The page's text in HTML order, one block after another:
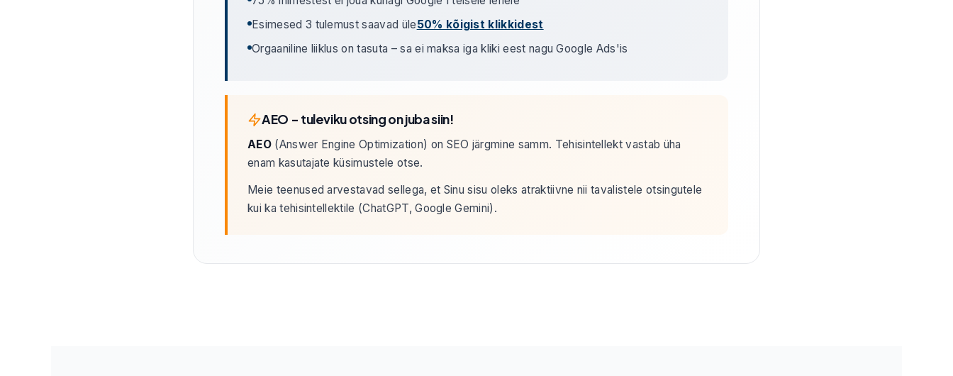
Esimesed 3 tulemust saavad üle50% kõigist klikkidest
Orgaaniline liiklus on tasuta – sa ei maksa iga kliki eest nagu Google Ads'is
AEO – tuleviku otsing on juba siin!
AEO(Answer Engine Optimization) on SEO järgmine samm. Tehisintellekt vastab üha
enam kasutajate küsimustele otse.
Meie teenused arvestavad sellega, et Sinu sisu oleks atraktiivne nii tavalistele otsingutele
kui ka tehisintellektile (ChatGPT, Google Gemini).